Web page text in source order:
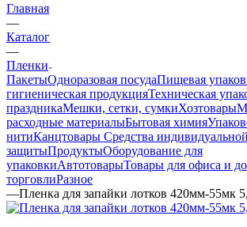
Главная
—
Каталог
—
Пленки
ПакетыОдноразовая посудаПищевая
гигиеническая продукцияТехническая
праздникаМешки, сетки, сумкиХозтовары
расходные материалыБытовая химия
нитиКанцтовары Средства индивидуальной
защитыПродуктыОборудование для
упаковкиАвтотоварыТовары для офиса и
торговлиРазное
—Пленка для запайки лотков 420мм-55мк